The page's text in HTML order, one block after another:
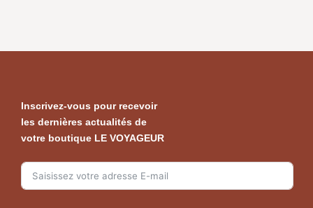
Inscrivez-vous pour recevoir
les dernières actualités de
votre boutique LE VOYAGEUR